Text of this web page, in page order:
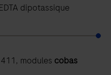
dipotassique
411, modules cobas